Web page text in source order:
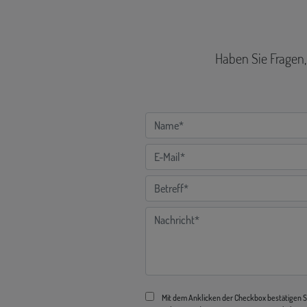
Haben Sie
Mit dem Anklicken der Checkbox bestätigen